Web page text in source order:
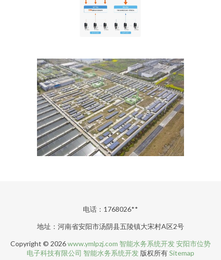
电话：1768026**
地址：河南省安阳市汤阴县五陵镇大宋村A区2号
Copyright © 2026www.ymlpzj.com 智能水务系统开发安阳市位势
电子科技有限公司 智能水务系统开发 版权所有Sitemap